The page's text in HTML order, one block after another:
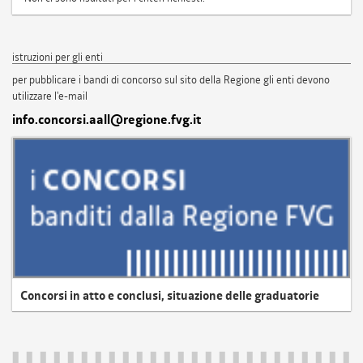
istruzioni per gli enti
per pubblicare i bandi di concorso sul sito della Regione gli enti devono
utilizzare l'e-mail
info.concorsi.aall@regione.fvg.it
Concorsi in atto e conclusi, situazione delle graduatorie